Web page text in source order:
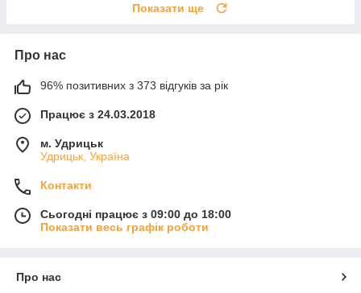
Показати ще
Про нас
96% позитивних з 373 відгуків за рік
Працює з 24.03.2018
м. Удрицьк
Удрицьк, Україна
Контакти
Сьогодні працює з 09:00 до 18:00
Показати весь графік роботи
Про нас